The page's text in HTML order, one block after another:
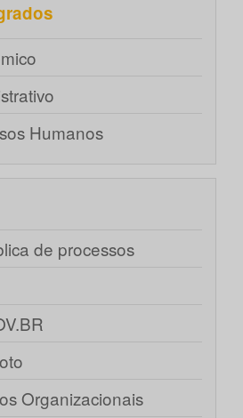
Humanos
de processos
Organizacionais